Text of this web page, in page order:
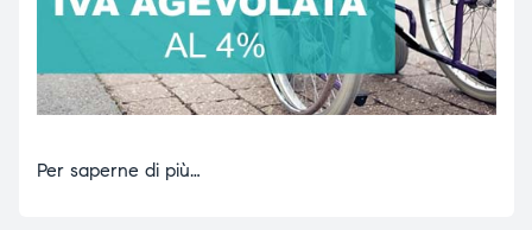
Per saperne di più…